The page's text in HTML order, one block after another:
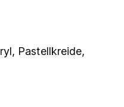
Pastellkreide,